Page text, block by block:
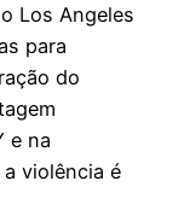
Los Angeles
para
do
e na
violência é